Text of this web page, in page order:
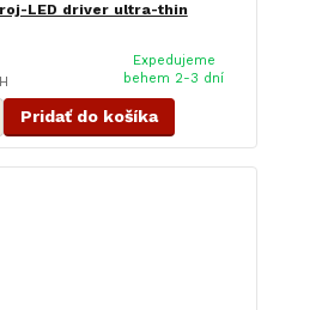
LED driver ultra-thin
Expedujeme
behem 2-3 dní
Pridať do košíka